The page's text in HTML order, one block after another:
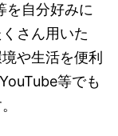
を自分好みに
さん用いた
や生活を便利
等でも